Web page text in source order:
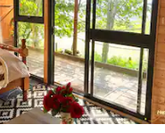
de 5, 13 avaliações